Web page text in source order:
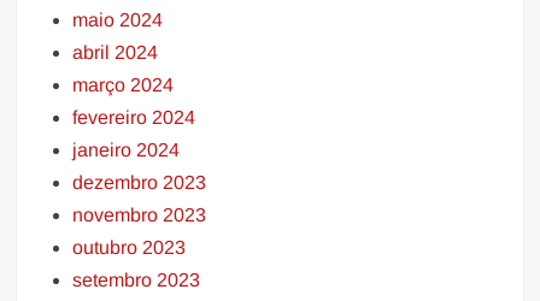
maio 2024
abril 2024
março 2024
fevereiro 2024
janeiro 2024
dezembro 2023
novembro 2023
outubro 2023
setembro 2023